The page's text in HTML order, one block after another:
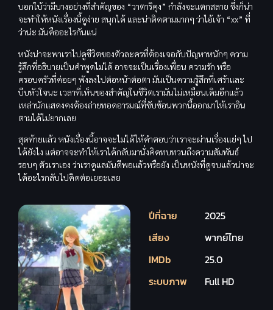
บอกใบ้ว่ามีบางอย่างที่สำคัญของ “วาตาริคุง” กำลังจะแตกสลาย ซึ่งก็น่า
จะทำให้หนังเรื่องนี้ดูง่าย สนุกได้ และน่าติดตามมากๆ ว่าไอ้เจ้า “xx” ที่
ว่าน่ะ มันคืออะไรกันแน่
หนังน่าจะพาเราไปดูชีวิตของตัวละครที่ต้องเจอกับปัญหาหนักๆ ความ
รู้สึกที่อธิบายเป็นคำพูดไม่ได้ อาจจะเป็นเรื่องเพื่อน ความรัก หรือ
ครอบครัวที่ค่อยๆ พังลงไปต่อหน้าต่อตา มันเป็นความรู้สึกที่เศร้าและ
บีบหัวใจนะ เวลาที่เห็นของสำคัญในชีวิตเรามันไม่เหมือนเดิมอีกแล้ว
เหล่านักแสดงคงต้องถ่ายทอดอารมณ์ที่ซับซ้อนพวกนี้ออกมาให้เราอิน
ตามได้ไม่ยากเลย
สุดท้ายแล้ว หนังเรื่องนี้อาจจะไม่ได้ให้คำตอบว่าเราจะผ่านเรื่องแย่ๆ ไป
ได้ยังไง แต่อาจจะทำให้เราได้กลับมานั่งคิดทบทวนถึงความสัมพันธ์
รอบๆ ตัวเราเอง ว่าเราดูแลมันดีพอแล้วหรือยัง เป็นหนังที่ดูจบแล้วน่าจะ
ได้อะไรกลับไปคิดต่อเยอะเลย
ปีที่ฉาย
2025
เสียง
พากย์ไทย
IMDb
25.0
ระบบภาพ
Full HD